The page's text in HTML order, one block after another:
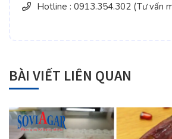
Hotline : 0913.354.302 (Tư vấn
BÀI VIẾT LIÊN QUAN